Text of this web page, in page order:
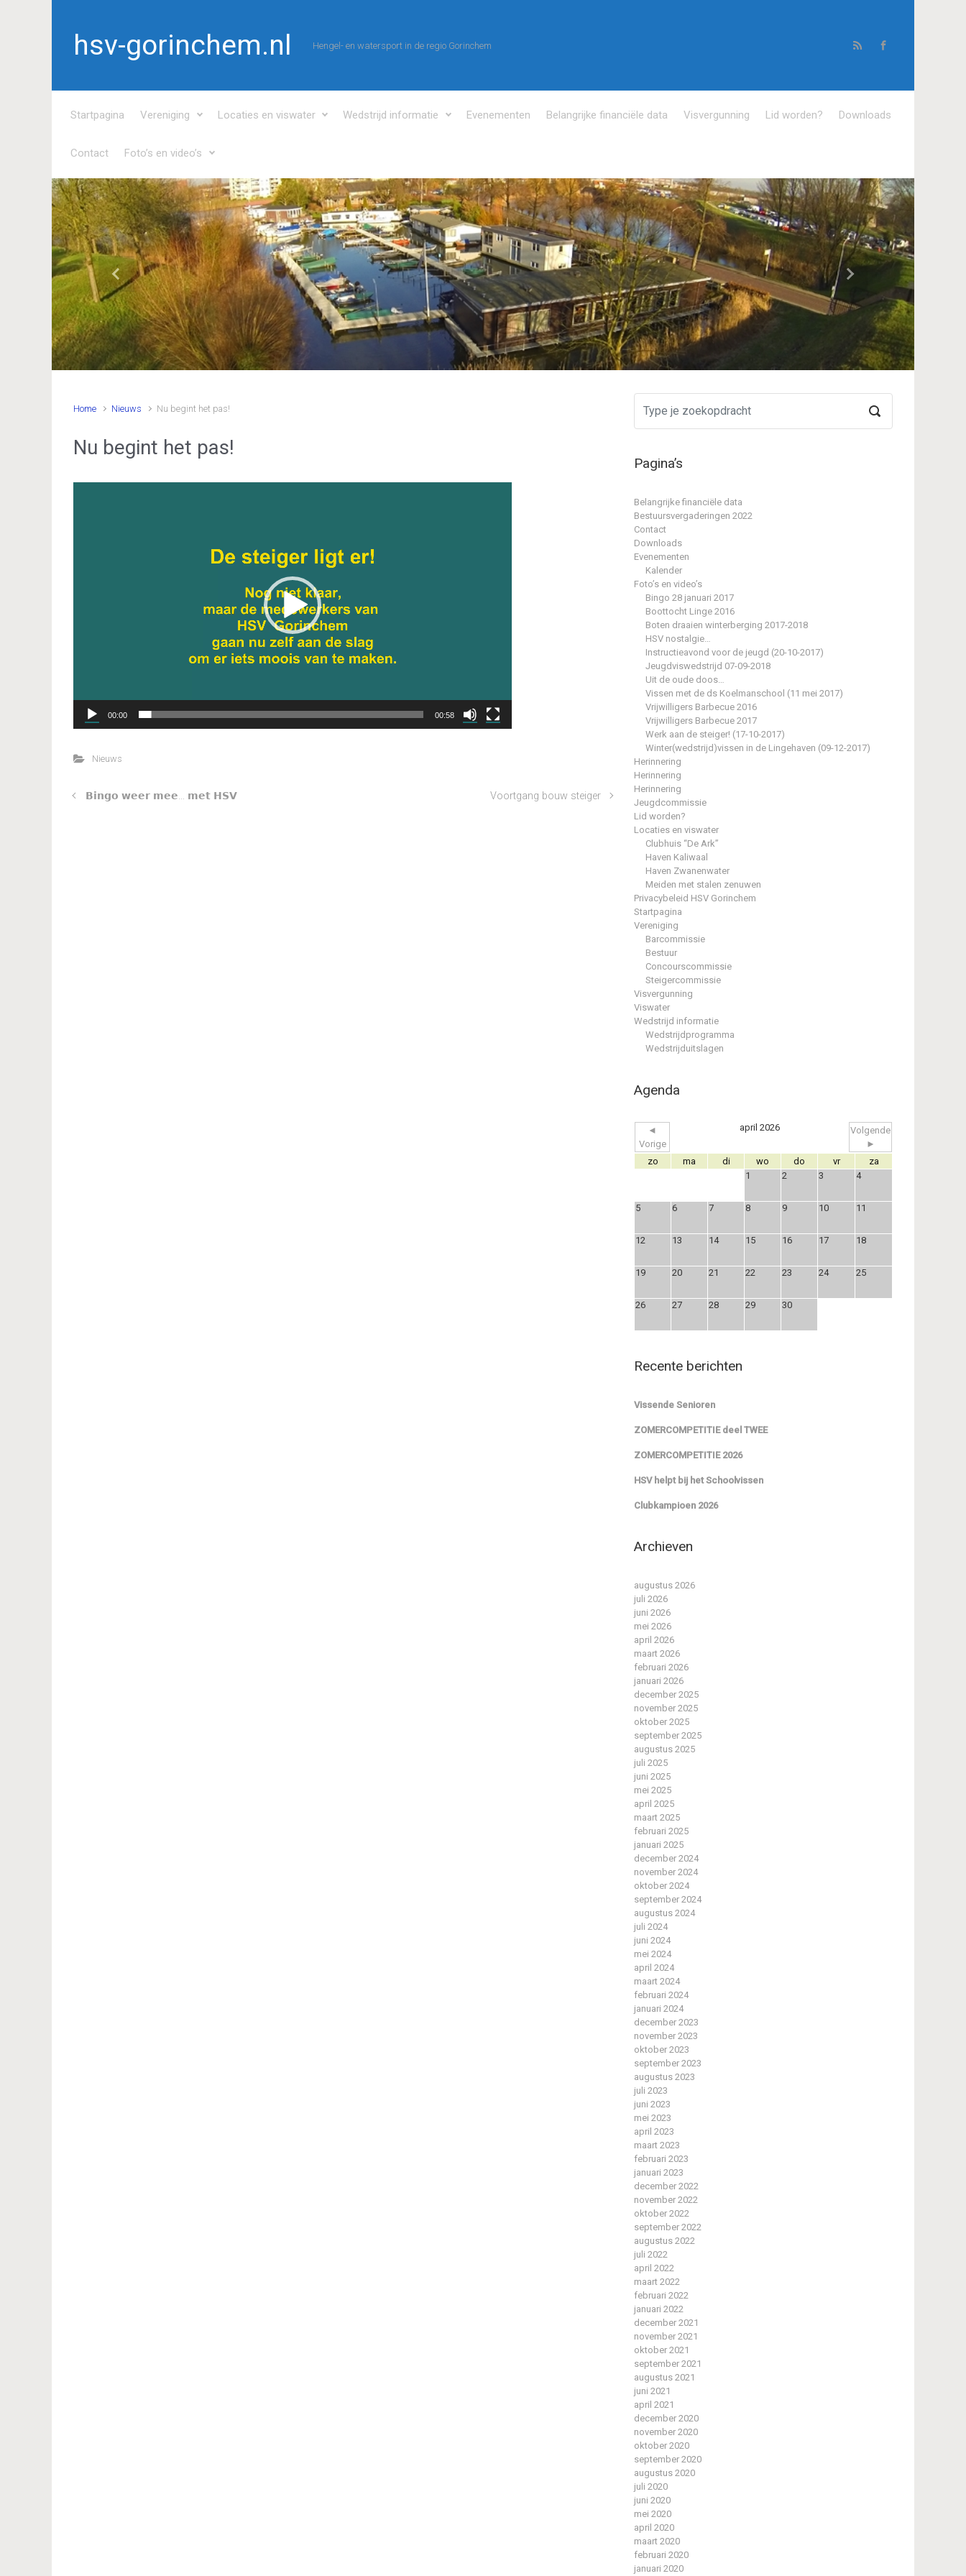
hsv-gorinchem.nl Hengel- en watersport in de regio Gorinchem
Startpagina Vereniging Locaties en viswater Wedstrijd informatie Evenementen Belangrijke financiële data Visvergunning Lid worden? Downloads
Contact Foto’s en video’s
Vorige Volgende
Home Nieuws Nu begint het pas!
Nu begint het pas!
00:00 00:58
Nieuws
𝗕𝗶𝗻𝗴𝗼 𝘄𝗲𝗲𝗿 𝗺𝗲𝗲… 𝗺𝗲𝘁 𝗛𝗦𝗩 Voortgang bouw steiger
Pagina’s
Belangrijke financiële data
Bestuursvergaderingen 2022
Contact
Downloads
Evenementen
Kalender
Foto’s en video’s
Bingo 28 januari 2017
Boottocht Linge 2016
Boten draaien winterberging 2017-2018
HSV nostalgie…
Instructieavond voor de jeugd (20-10-2017)
Jeugdviswedstrijd 07-09-2018
Uit de oude doos…
Vissen met de ds Koelmanschool (11 mei 2017)
Vrijwilligers Barbecue 2016
Vrijwilligers Barbecue 2017
Werk aan de steiger! (17-10-2017)
Winter(wedstrijd)vissen in de Lingehaven (09-12-2017)
Herinnering
Herinnering
Herinnering
Jeugdcommissie
Lid worden?
Locaties en viswater
Clubhuis “De Ark”
Haven Kaliwaal
Haven Zwanenwater
Meiden met stalen zenuwen
Privacybeleid HSV Gorinchem
Startpagina
Vereniging
Barcommissie
Bestuur
Concourscommissie
Steigercommissie
Visvergunning
Viswater
Wedstrijd informatie
Wedstrijdprogramma
Wedstrijduitslagen
Agenda
◄
Vorige
april 2026
Volgende
►
zo
ma di wo do vr
za
1
2 3 4
5 6 7 8 9 10 11
12 13 14 15 16 17 18
19 20 21 22 23 24 25
26 27 28 29 30
Recente berichten
Vissende Senioren
ZOMERCOMPETITIE deel TWEE
ZOMERCOMPETITIE 2026
HSV helpt bij het Schoolvissen
Clubkampioen 2026
Archieven
augustus 2026
juli 2026
juni 2026
mei 2026
april 2026
maart 2026
februari 2026
januari 2026
december 2025
november 2025
oktober 2025
september 2025
augustus 2025
juli 2025
juni 2025
mei 2025
april 2025
maart 2025
februari 2025
januari 2025
december 2024
november 2024
oktober 2024
september 2024
augustus 2024
juli 2024
juni 2024
mei 2024
april 2024
maart 2024
februari 2024
januari 2024
december 2023
november 2023
oktober 2023
september 2023
augustus 2023
juli 2023
juni 2023
mei 2023
april 2023
maart 2023
februari 2023
januari 2023
december 2022
november 2022
oktober 2022
september 2022
augustus 2022
juli 2022
april 2022
maart 2022
februari 2022
januari 2022
december 2021
november 2021
oktober 2021
september 2021
augustus 2021
juni 2021
april 2021
december 2020
november 2020
oktober 2020
september 2020
augustus 2020
juli 2020
juni 2020
mei 2020
april 2020
maart 2020
februari 2020
januari 2020